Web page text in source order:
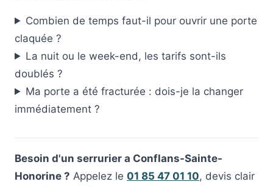
Combien de temps faut-il pour ouvrir une porte
claquée ?
La nuit ou le week-end, les tarifs sont-ils
doublés ?
Ma porte a été fracturée : dois-je la changer
immédiatement ?
Besoin d'un serrurier a Conflans-Sainte-
Honorine ? Appelez le 01 85 47 01 10, devis clair